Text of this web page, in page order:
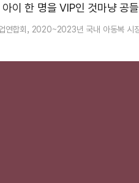
이 한 명을 VIP인 것마냥 공
연합회, 2020~2023년 국내 아동복 시